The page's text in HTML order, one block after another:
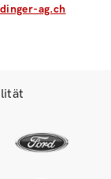
ag.ch